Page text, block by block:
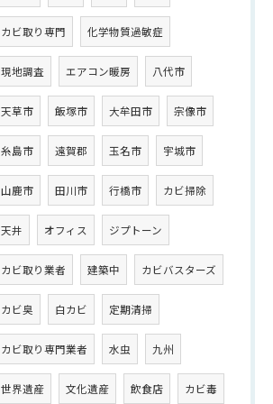
カビ取り専門 化学物質過敏症
現地調査 エアコン暖房 八代市
天草市 飯塚市 大牟田市 宗像市
糸島市 遠賀郡 玉名市 宇城市
山鹿市 田川市 行橋市 カビ掃除
天井 オフィス ジプトーン
カビ取り業者 建築中 カビバスターズ
カビ臭 白カビ 定期清掃
カビ取り専門業者 水虫 九州
世界遺産 文化遺産 飲食店 カビ毒